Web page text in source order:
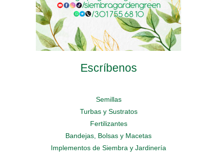
Escríbenos
Semillas
Turbas y Sustratos
Fertilizantes
Bandejas, Bolsas y Macetas
Implementos de Siembra y Jardinería